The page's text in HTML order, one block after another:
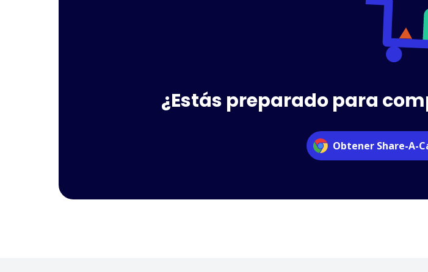
¿Estás preparado para
Obtener Share-A-